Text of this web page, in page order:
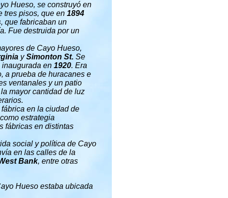
Hueso, se construyó en
tres pisos, que en 1894
, que fabricaban un
Fue destruida por un
de Cayo Hueso,
ySimonton St. Se
inaugurada en 1920. Era
a prueba de huracanes e
ventanales y un patio
mayor cantidad de luz
en la ciudad de
estrategia
fábricas en distintas
social y política de Cayo
en las calles de la
Bank, entre otras
Hueso estaba ubicada